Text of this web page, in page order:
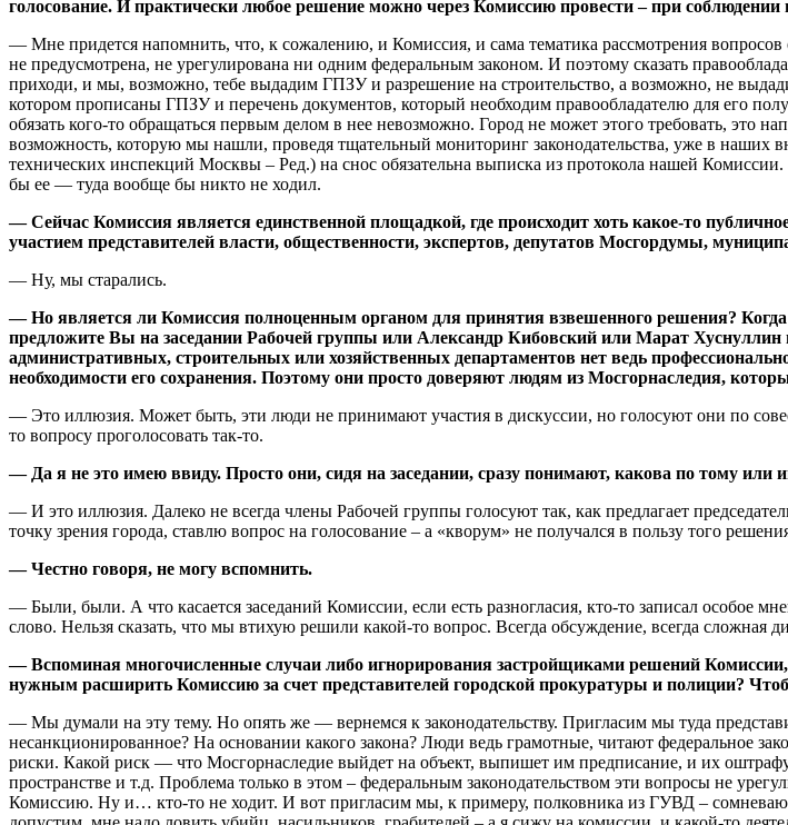
голосование. И практически любое решение можно через Комиссию провести – при
— Мне придется напомнить, что, к сожалению, и Комиссия, и сама тематика рассмотрения
не предусмотрена, не урегулирована ни одним федеральным законом. И поэтому сказать
приходи, и мы, возможно, тебе выдадим ГПЗУ и разрешение на строительство, а возможно, не
котором прописаны ГПЗУ и перечень документов, который необходим правообладателю для его
обязать кого-то обращаться первым делом в нее невозможно. Город не может этого требовать, это
возможность, которую мы нашли, проведя тщательный мониторинг законодательства, уже в
технических инспекций Москвы – Ред.) на снос обязательна выписка из протокола нашей
бы ее — туда вообще бы никто не ходил.
— Сейчас Комиссия является единственной площадкой, где происходит хоть какое-то
участием представителей власти, общественности, экспертов, депутатов Мосгордумы,
— Ну, мы старались.
— Но является ли Комиссия полноценным органом для принятия взвешенного решения? Когда
предложите Вы на заседании Рабочей группы или Александр Кибовский или Марат
административных, строительных или хозяйственных департаментов нет ведь
необходимости его сохранения. Поэтому они просто доверяют людям из Мосгорнаследия,
— Это иллюзия. Может быть, эти люди не принимают участия в дискуссии, но голосуют они по
то вопросу проголосовать так-то.
— Да я не это имею ввиду. Просто они, сидя на заседании, сразу понимают, какова по тому или
— И это иллюзия. Далеко не всегда члены Рабочей группы голосуют так, как предлагает
точку зрения города, ставлю вопрос на голосование – а «кворум» не получался в пользу того
— Честно говоря, не могу вспомнить.
— Были, были. А что касается заседаний Комиссии, если есть разногласия, кто-то записал особое
слово. Нельзя сказать, что мы втихую решили какой-то вопрос. Всегда обсуждение, всегда сложная
— Вспоминая многочисленные случаи либо игнорирования застройщиками решений Комиссии,
нужным расширить Комиссию за счет представителей городской прокуратуры и полиции?
— Мы думали на эту тему. Но опять же — вернемся к законодательству. Пригласим мы туда
несанкционированное? На основании какого закона? Люди ведь грамотные, читают федеральное
риски. Какой риск — что Мосгорнаследие выйдет на объект, выпишет им предписание, и их
пространстве и т.д. Проблема только в этом – федеральным законодательством эти вопросы не
Комиссию. Ну и… кто-то не ходит. И вот пригласим мы, к примеру, полковника из ГУВД –